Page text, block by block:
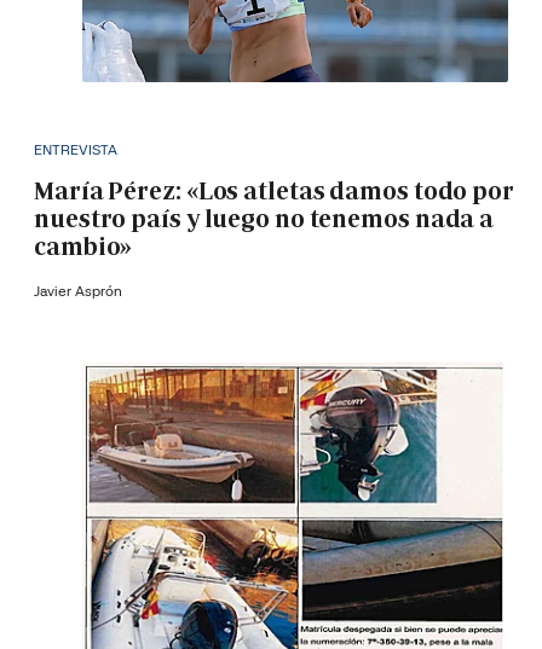
ENTREVISTA
María Pérez: «Los atletas damos todo por
nuestro país y luego no tenemos nada a
cambio»
Javier Asprón